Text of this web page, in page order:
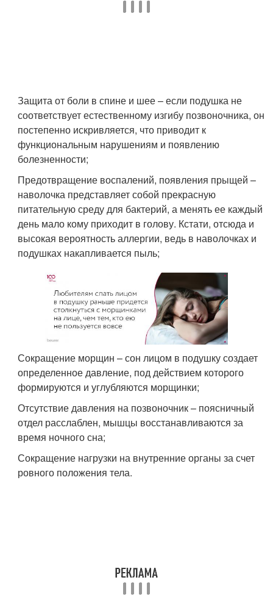
Защита от боли в спине и шее – если подушка не
соответствует естественному изгибу позвоночника, он
постепенно искривляется, что приводит к
функциональным нарушениям и появлению
болезненности;
Предотвращение воспалений, появления прыщей –
наволочка представляет собой прекрасную
питательную среду для бактерий, а менять ее каждый
день мало кому приходит в голову. Кстати, отсюда и
высокая вероятность аллергии, ведь в наволочках и
подушках накапливается пыль;
Сокращение морщин – сон лицом в подушку создает
определенное давление, под действием которого
формируются и углубляются морщинки;
Отсутствие давления на позвоночник – поясничный
отдел расслаблен, мышцы восстанавливаются за
время ночного сна;
Сокращение нагрузки на внутренние органы за счет
ровного положения тела.